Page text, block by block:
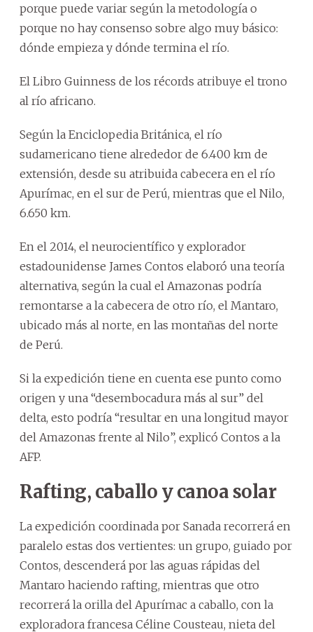
porque puede variar según la metodología o
porque no hay consenso sobre algo muy básico:
dónde empieza y dónde termina el río.
El Libro Guinness de los récords atribuye el trono
al río africano.
Según la Enciclopedia Británica, el río
sudamericano tiene alrededor de 6.400 km de
extensión, desde su atribuida cabecera en el río
Apurímac, en el sur de Perú, mientras que el Nilo,
6.650 km.
En el 2014, el neurocientífico y explorador
estadounidense James Contos elaboró una teoría
alternativa, según la cual el Amazonas podría
remontarse a la cabecera de otro río, el Mantaro,
ubicado más al norte, en las montañas del norte
de Perú.
Si la expedición tiene en cuenta ese punto como
origen y una “desembocadura más al sur” del
delta, esto podría “resultar en una longitud mayor
del Amazonas frente al Nilo”, explicó Contos a la
AFP.
Rafting, caballo y canoa solar
La expedición coordinada por Sanada recorrerá en
paralelo estas dos vertientes: un grupo, guiado por
Contos, descenderá por las aguas rápidas del
Mantaro haciendo rafting, mientras que otro
recorrerá la orilla del Apurímac a caballo, con la
exploradora francesa Céline Cousteau, nieta del